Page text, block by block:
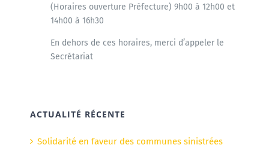
(Horaires ouverture Préfecture) 9h00 à 12h00 et
14h00 à 16h30
En dehors de ces horaires, merci d’appeler le
Secrétariat
ACTUALITÉ RÉCENTE
Solidarité en faveur des communes sinistrées